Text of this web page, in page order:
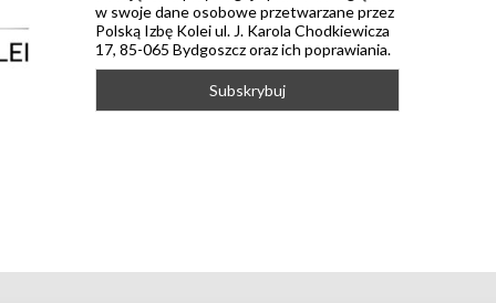
w swoje dane osobowe przetwarzane przez
Polską Izbę Kolei ul. J. Karola Chodkiewicza
17, 85-065 Bydgoszcz oraz ich poprawiania.